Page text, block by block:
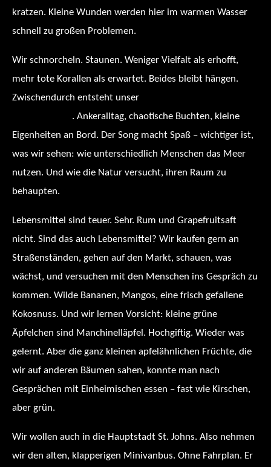
kratzen. Kleine Wunden werden hier im warmen Wasser
schnell zu großen Problemen.
Wir schnorcheln. Staunen. Weniger Vielfalt als erhofft,
mehr tote Korallen als erwartet. Beides bleibt hängen.
Zwischendurch entsteht unser
. Ankeralltag, chaotische Buchten, kleine
Eigenheiten an Bord. Der Song macht Spaß – wichtiger ist,
was wir sehen: wie unterschiedlich Menschen das Meer
nutzen. Und wie die Natur versucht, ihren Raum zu
behaupten.
Lebensmittel sind teuer. Sehr. Rum und Grapefruitsaft
nicht. Sind das auch Lebensmittel? Wir kaufen gern an
Straßenständen, gehen auf den Markt, schauen, was
wächst, und versuchen mit den Menschen ins Gespräch zu
kommen. Wilde Bananen, Mangos, eine frisch gefallene
Kokosnuss. Und wir lernen Vorsicht: kleine grüne
Äpfelchen sind Manchinelläpfel. Hochgiftig. Wieder was
gelernt. Aber die ganz kleinen apfelähnlichen Früchte, die
wir auf anderen Bäumen sahen, konnte man nach
Gesprächen mit Einheimischen essen – fast wie Kirschen,
aber grün.
Wir wollen auch in die Hauptstadt St. Johns. Also nehmen
wir den alten, klapperigen Minivanbus. Ohne Fahrplan. Er